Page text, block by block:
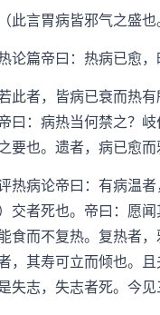
言胃病皆邪气之盛也
篇帝曰：热病已愈，
者，皆病已衰而热有
曰：病热当何禁之？
要也。遗者，病已愈
病论帝曰：有病温者
交者死也。帝曰：愿
食而不复热。复热者
，其寿可立而倾也。
失志，失志者死。今